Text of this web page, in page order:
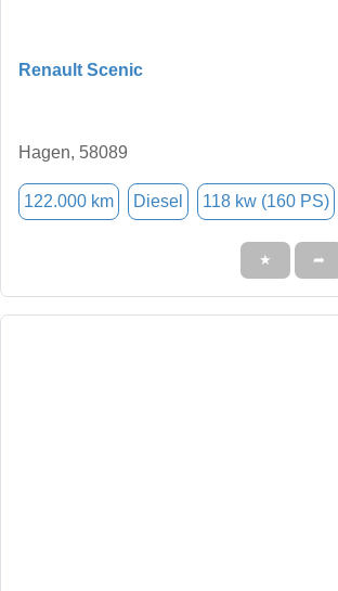
Renault Scenic
Hagen, 58089
122.000 km Diesel 118 kw (160 PS)
★ ➦